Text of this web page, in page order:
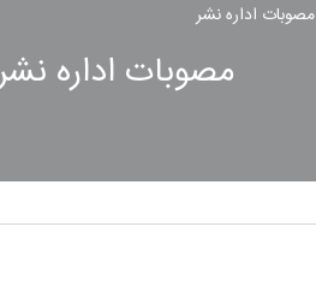
مصوبات اداره
مصوبات اداره نشر